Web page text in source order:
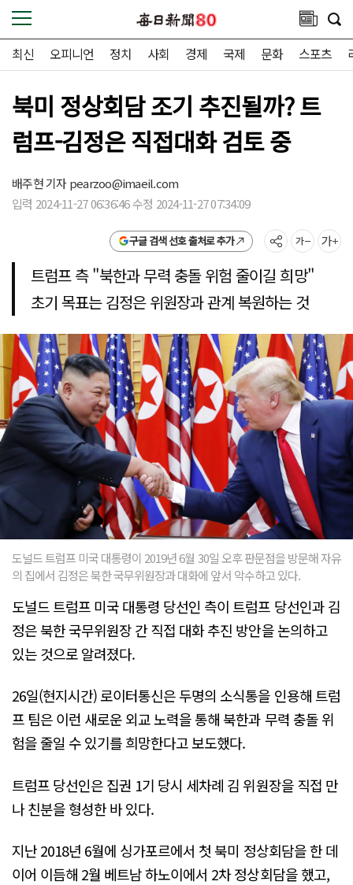
최신 오피니언 정치 사회 경제 국제 문화 스포츠
북미 정상회담 조기 추진될까? 트
럼프-김정은 직접대화 검토 중
배주현 기자pearzoo@imaeil.com
입력 2024-11-27 06:36:46 수정 2024-11-27 07:34:09
구글 검색 선호 출처로 추가
트럼프 측 "북한과 무력 충돌 위험 줄이길 희망"
초기 목표는 김정은 위원장과 관계 복원하는 것
도널드 트럼프 미국 대통령이 2019년 6월 30일 오후 판문점을 방문해 자유
의 집에서 김정은 북한 국무위원장과 대화에 앞서 악수하고 있다.
도널드 트럼프 미국 대통령 당선인 측이 트럼프 당선인과 김
정은 북한 국무위원장 간 직접 대화 추진 방안을 논의하고
있는 것으로 알려졌다.
26일(현지시간) 로이터통신은 두명의 소식통을 인용해 트럼
프 팀은 이런 새로운 외교 노력을 통해 북한과 무력 충돌 위
험을 줄일 수 있기를 희망한다고 보도했다.
트럼프 당선인은 집권 1기 당시 세차례 김 위원장을 직접 만
나 친분을 형성한 바 있다.
지난 2018년 6월에 싱가포르에서 첫 북미 정상회담을 한 데
이어 이듬해 2월 베트남 하노이에서 2차 정상회담을 했고,